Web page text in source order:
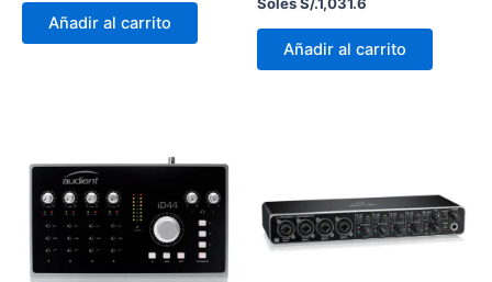
Añadir al carrito
Añadir al carrito